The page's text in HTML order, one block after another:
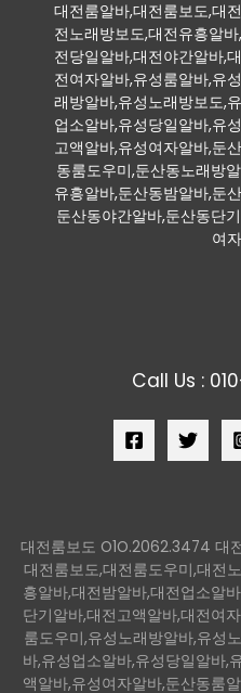
대전룸알바,대전룸보도,대
전노래방보도,대전유흥알
전당일알바,대전야간알바,
전여자알바,유성룸알바,유
래방알바,유성노래방보도,
업소알바,유성당일알바,유
고액알바,유성여자알바,둔
동룸도우미,둔산동노래방
유흥알바,둔산동밤알바,둔
둔산동야간알바,둔산동단
여
Call Us :
대전룸보도 O1O.2062.3474 대
대전룸보도,대전룸도우미,대전
흥알바,대전밤알바,대전업소알
단기알바,대전고액알바,대전여
룸도우미,유성노래방알바,유성
바,유성업소알바,유성당일알바,
액알바,유성여자알바,둔산동룸